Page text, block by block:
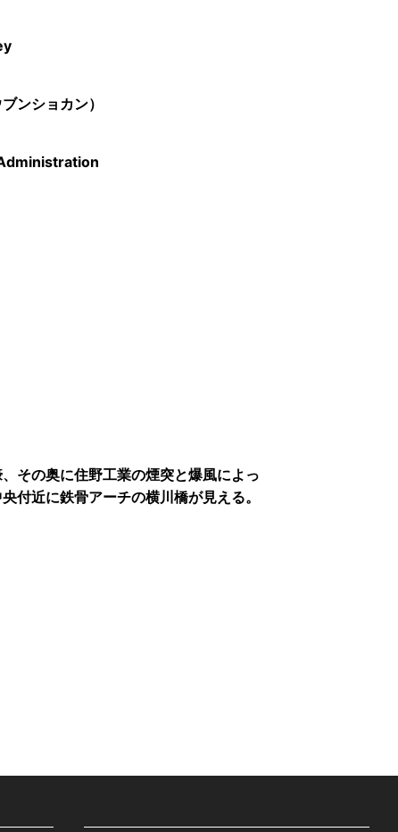
ンショカン）
その奥に住野工業の煙突と爆風によっ
付近に鉄骨アーチの横川橋が見える。